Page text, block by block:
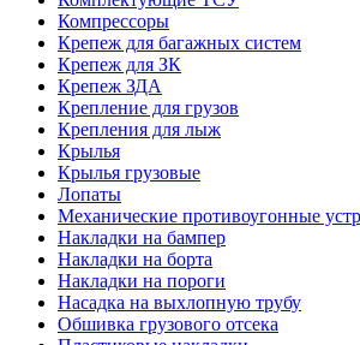
Компрессоры
Крепеж для багажных систем
Крепеж для ЗК
Крепеж ЗДА
Крепление для грузов
Крепления для лыж
Крылья
Крылья грузовые
Лопаты
Механические противоугонные
Накладки на бампер
Накладки на борта
Накладки на пороги
Насадка на выхлопную трубу
Обшивка грузового отсека